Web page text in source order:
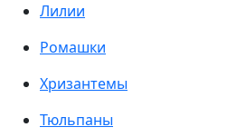
Лилии
Ромашки
Хризантемы
Тюльпаны